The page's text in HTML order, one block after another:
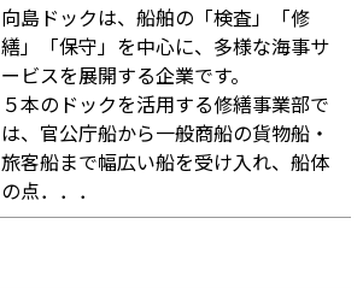
向島ドックは、船舶の「検査」「修
繕」「保守」を中心に、多様な海事サ
ービスを展開する企業です。
５本のドックを活用する修繕事業部で
は、官公庁船から一般商船の貨物船・
旅客船まで幅広い船を受け入れ、船体
の点．．．